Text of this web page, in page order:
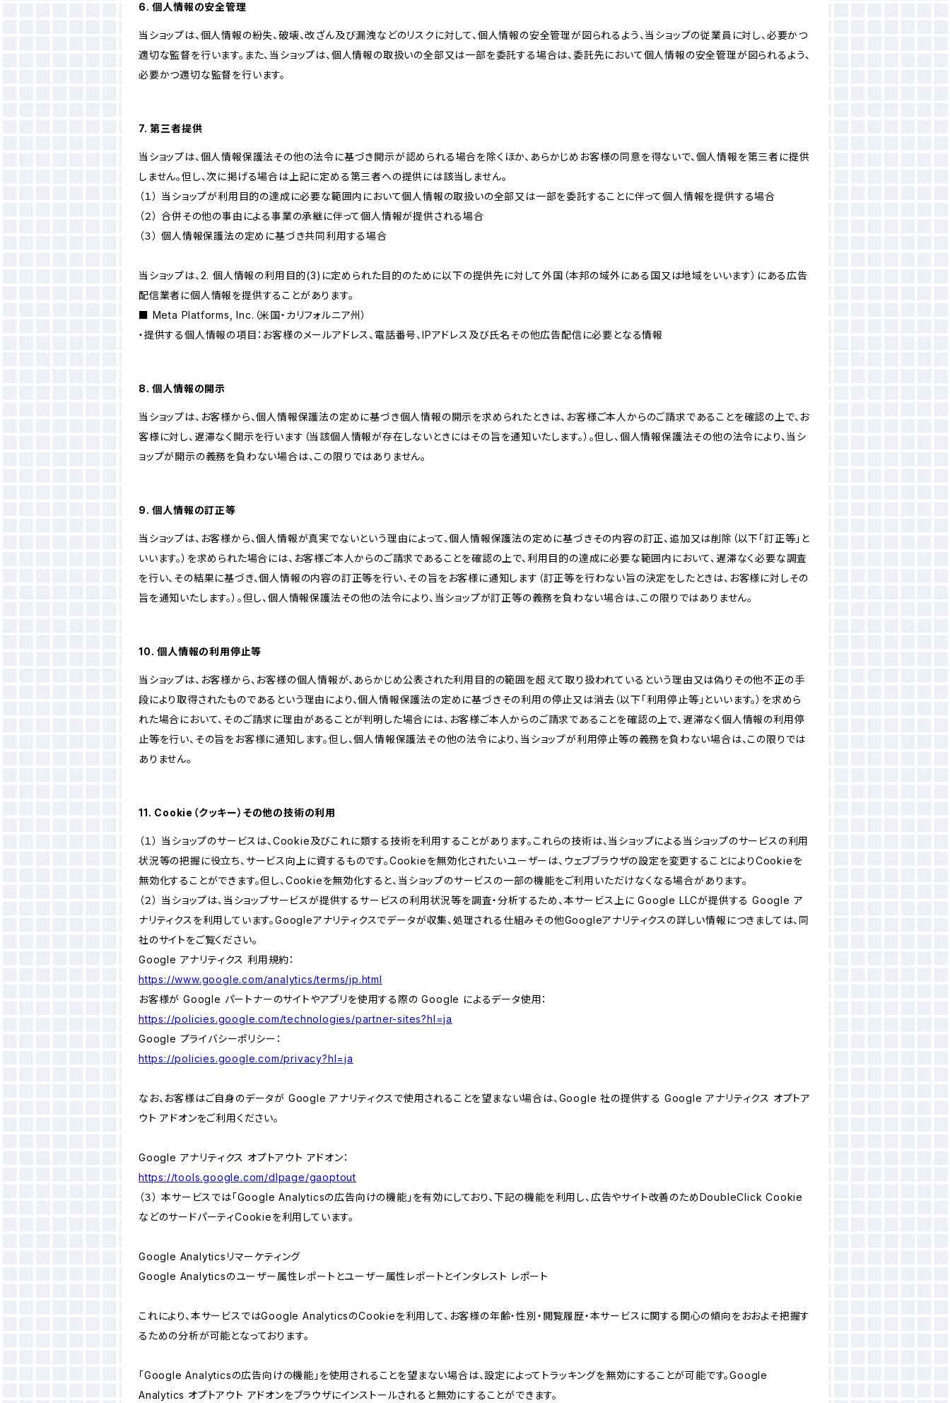
6. 個人情報の安全管理
当ショップは、個人情報の紛失、破壊、改ざん及び漏洩などのリスクに対して、個人情報の安全管理が図られるよう、当ショップの従業員に対し、必要かつ
適切な監督を行います。また、当ショップは、個人情報の取扱いの全部又は一部を委託する場合は、委託先において個人情報の安全管理が図られるよう、
必要かつ適切な監督を行います。
7. 第三者提供
当ショップは、個人情報保護法その他の法令に基づき開示が認められる場合を除くほか、あらかじめお客様の同意を得ないで、個人情報を第三者に提供
しません。但し、次に掲げる場合は上記に定める第三者への提供には該当しません。
（１） 当ショップが利用目的の達成に必要な範囲内において個人情報の取扱いの全部又は一部を委託することに伴って個人情報を提供する場合
（２） 合併その他の事由による事業の承継に伴って個人情報が提供される場合
（３） 個人情報保護法の定めに基づき共同利用する場合
当ショップは、2. 個人情報の利用目的(3)に定められた目的のために以下の提供先に対して外国（本邦の域外にある国又は地域をいいます）にある広告
配信業者に個人情報を提供することがあります。
■ Meta Platforms, Inc.（米国・カリフォルニア州）
・提供する個人情報の項目：お客様のメールアドレス、電話番号、IPアドレス及び氏名その他広告配信に必要となる情報
8. 個人情報の開示
当ショップは、お客様から、個人情報保護法の定めに基づき個人情報の開示を求められたときは、お客様ご本人からのご請求であることを確認の上で、お
客様に対し、遅滞なく開示を行います（当該個人情報が存在しないときにはその旨を通知いたします。）。但し、個人情報保護法その他の法令により、当シ
ョップが開示の義務を負わない場合は、この限りではありません。
9. 個人情報の訂正等
当ショップは、お客様から、個人情報が真実でないという理由によって、個人情報保護法の定めに基づきその内容の訂正、追加又は削除（以下「訂正等」と
いいます。）を求められた場合には、お客様ご本人からのご請求であることを確認の上で、利用目的の達成に必要な範囲内において、遅滞なく必要な調査
を行い、その結果に基づき、個人情報の内容の訂正等を行い、その旨をお客様に通知します（訂正等を行わない旨の決定をしたときは、お客様に対しその
旨を通知いたします。）。但し、個人情報保護法その他の法令により、当ショップが訂正等の義務を負わない場合は、この限りではありません。
10. 個人情報の利用停止等
当ショップは、お客様から、お客様の個人情報が、あらかじめ公表された利用目的の範囲を超えて取り扱われているという理由又は偽りその他不正の手
段により取得されたものであるという理由により、個人情報保護法の定めに基づきその利用の停止又は消去（以下「利用停止等」といいます。）を求めら
れた場合において、そのご請求に理由があることが判明した場合には、お客様ご本人からのご請求であることを確認の上で、遅滞なく個人情報の利用停
止等を行い、その旨をお客様に通知します。但し、個人情報保護法その他の法令により、当ショップが利用停止等の義務を負わない場合は、この限りでは
ありません。
11. Cookie（クッキー）その他の技術の利用
（１） 当ショップのサービスは、Cookie及びこれに類する技術を利用することがあります。これらの技術は、当ショップによる当ショップのサービスの利用
状況等の把握に役立ち、サービス向上に資するものです。Cookieを無効化されたいユーザーは、ウェブブラウザの設定を変更することによりCookieを
無効化することができます。但し、Cookieを無効化すると、当ショップのサービスの一部の機能をご利用いただけなくなる場合があります。
（２） 当ショップは、当ショップサービスが提供するサービスの利用状況等を調査・分析するため、本サービス上に Google LLCが提供する Google ア
ナリティクスを利用しています。Googleアナリティクスでデータが収集、処理される仕組みその他Googleアナリティクスの詳しい情報につきましては、同
社のサイトをご覧ください。
Google アナリティクス 利用規約：
https://www.google.com/analytics/terms/jp.html
お客様が Google パートナーのサイトやアプリを使用する際の Google によるデータ使用：
https://policies.google.com/technologies/partner-sites?hl=ja
Google プライバシーポリシー：
https://policies.google.com/privacy?hl=ja
なお、お客様はご自身のデータが Google アナリティクスで使用されることを望まない場合は、Google 社の提供する Google アナリティクス オプトア
ウト アドオンをご利用ください。
Google アナリティクス オプトアウト アドオン：
https://tools.google.com/dlpage/gaoptout
（３） 本サービスでは「Google Analyticsの広告向けの機能」を有効にしており、下記の機能を利用し、広告やサイト改善のためDoubleClick Cookie
などのサードパーティCookieを利用しています。
Google Analyticsリマーケティング
Google Analyticsのユーザー属性レポートとユーザー属性レポートとインタレスト レポート
これにより、本サービスではGoogle AnalyticsのCookieを利用して、お客様の年齢・性別・閲覧履歴・本サービスに関する関心の傾向をおおよそ把握す
るための分析が可能となっております。
「Google Analyticsの広告向けの機能」を使用されることを望まない場合は、設定によってトラッキングを無効にすることが可能です。Google
Analytics オプトアウト アドオンをブラウザにインストールされると無効にすることができます。